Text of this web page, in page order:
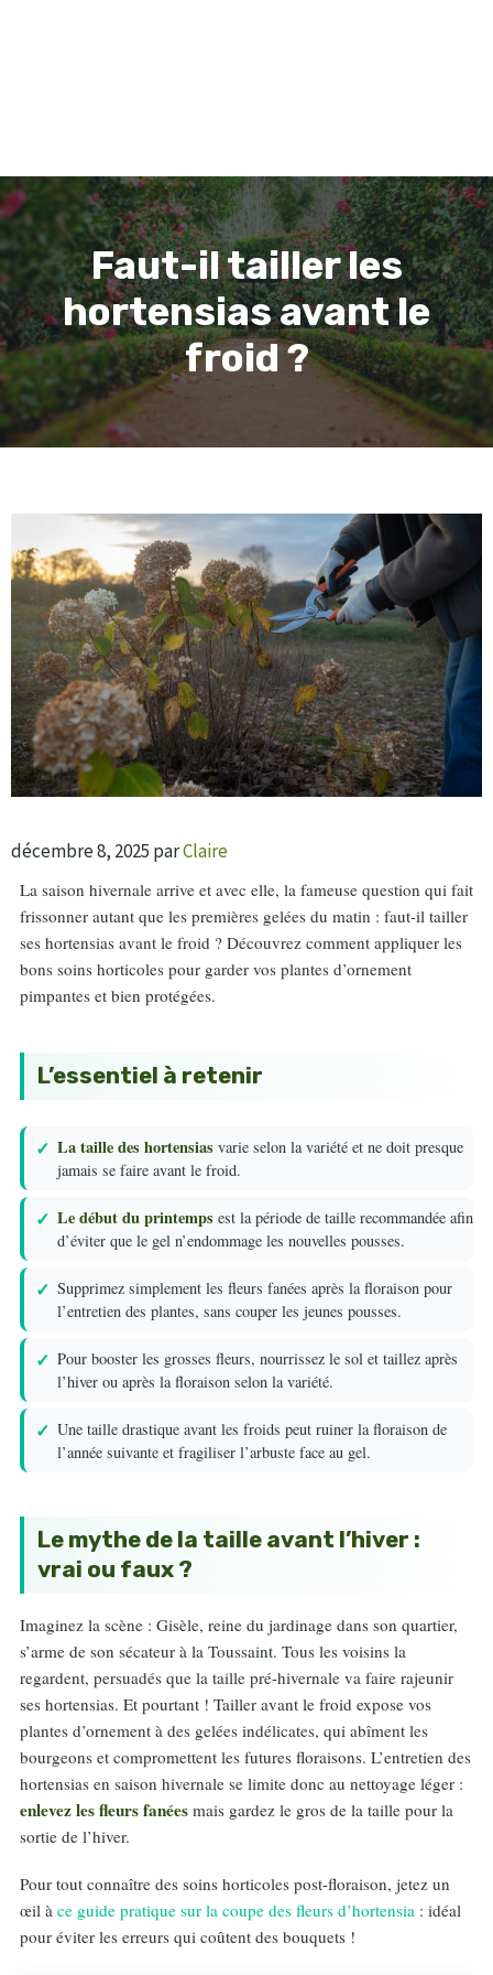
Faut-il tailler les
hortensias avant le
froid ?
décembre 8, 2025 parClaire
La saison hivernale arrive et avec elle, la fameuse question qui fait
frissonner autant que les premières gelées du matin : faut-il tailler
ses hortensias avant le froid ? Découvrez comment appliquer les
bons soins horticoles pour garder vos plantes d’ornement
pimpantes et bien protégées.
L’essentiel à retenir
La taille des hortensias varie selon la variété et ne doit presque
jamais se faire avant le froid.
Le début du printemps est la période de taille recommandée afin
d’éviter que le gel n’endommage les nouvelles pousses.
Supprimez simplement les fleurs fanées après la floraison pour
l’entretien des plantes, sans couper les jeunes pousses.
Pour booster les grosses fleurs, nourrissez le sol et taillez après
l’hiver ou après la floraison selon la variété.
Une taille drastique avant les froids peut ruiner la floraison de
l’année suivante et fragiliser l’arbuste face au gel.
Le mythe de la taille avant l’hiver :
vrai ou faux ?
Imaginez la scène : Gisèle, reine du jardinage dans son quartier,
s’arme de son sécateur à la Toussaint. Tous les voisins la
regardent, persuadés que la taille pré-hivernale va faire rajeunir
ses hortensias. Et pourtant ! Tailler avant le froid expose vos
plantes d’ornement à des gelées indélicates, qui abîment les
bourgeons et compromettent les futures floraisons. L’entretien des
hortensias en saison hivernale se limite donc au nettoyage léger :
enlevez les fleurs fanées mais gardez le gros de la taille pour la
sortie de l’hiver.
Pour tout connaître des soins horticoles post-floraison, jetez un
œil à ce guide pratique sur la coupe des fleurs d’hortensia : idéal
pour éviter les erreurs qui coûtent des bouquets !